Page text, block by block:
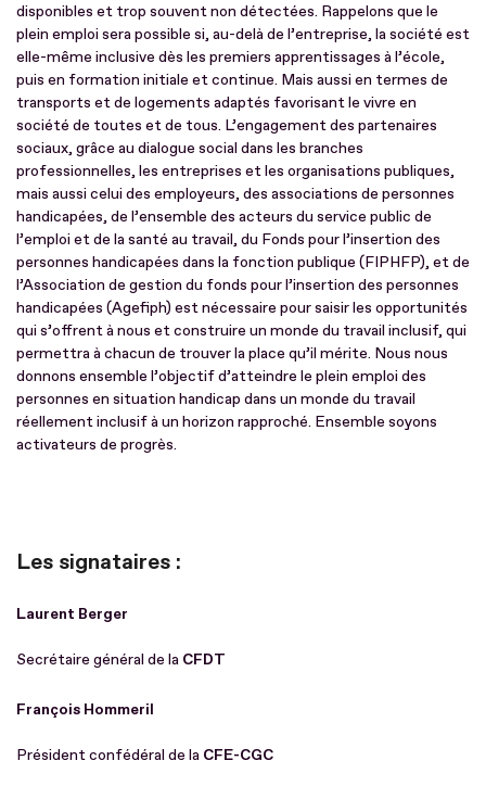
disponibles et trop souvent non détectées. Rappelons que le
plein emploi sera possible si, au-delà de l’entreprise, la société est
elle-même inclusive dès les premiers apprentissages à l’école,
puis en formation initiale et continue. Mais aussi en termes de
transports et de logements adaptés favorisant le vivre en
société de toutes et de tous. L’engagement des partenaires
sociaux, grâce au dialogue social dans les branches
professionnelles, les entreprises et les organisations publiques,
mais aussi celui des employeurs, des associations de personnes
handicapées, de l’ensemble des acteurs du service public de
l’emploi et de la santé au travail, du Fonds pour l’insertion des
personnes handicapées dans la fonction publique (FIPHFP), et de
l’Association de gestion du fonds pour l’insertion des personnes
handicapées (Agefiph) est nécessaire pour saisir les opportunités
qui s’offrent à nous et construire un monde du travail inclusif, qui
permettra à chacun de trouver la place qu’il mérite. Nous nous
donnons ensemble l’objectif d’atteindre le plein emploi des
personnes en situation handicap dans un monde du travail
réellement inclusif à un horizon rapproché. Ensemble soyons
activateurs de progrès.
Les signataires :
Laurent Berger
Secrétaire général de la CFDT
François Hommeril
Président confédéral de la CFE-CGC